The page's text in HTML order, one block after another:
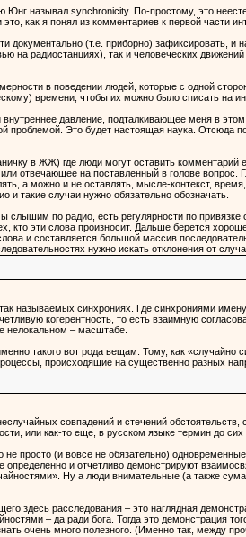
Юнг называл synchronicity. По-простому, это
как я понял из комментариев к первой части
документально (т.е. приборно) зафиксировать, и
на радиостанциях), так и человеческих
в поведении людей, которые с одной
времени, чтобы их можно было списать на
давление, подталкивающее меня в
Это будет настоящая наука. Отсюда
в ЖЖ) где люди могут оставить
отвечающее на поставленный в голове вопрос.
а можно и не оставлять, мысле-контекст,
и такие случаи нужно обязательно обозначать.
слышим по радио, есть регулярности по
кто эти слова произносит. Дальше берется
и составляется большой массив
нужно искать отклонения от
называемых синхрониях. Где синхрониями
когерентность, то есть взаимную
нелокальном – масштабе.
такого вот рода вещам. Тому, как
происходящие на существенно разных
совпадений и стечений
или как-то еще, в русском языке термин до сих
не просто (и вовсе не обязательно)
и отчетливо демонстрируют
Ну а люди внимательные (а также
здесь расследования – это наглядная
– да ради бога. Тогда это демонстрация
очень много полезного. (Именно так, между